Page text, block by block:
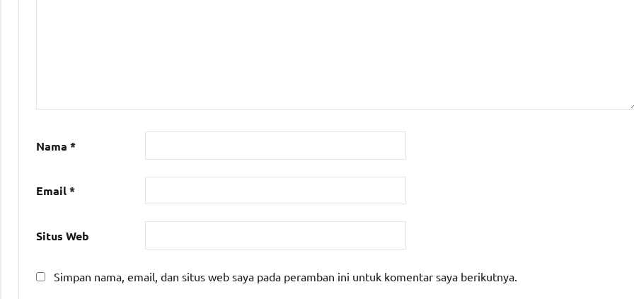
Nama *
Email*
Situs Web
Simpan nama, email, dan situs web saya pada peramban ini untuk komentar saya berikutnya.